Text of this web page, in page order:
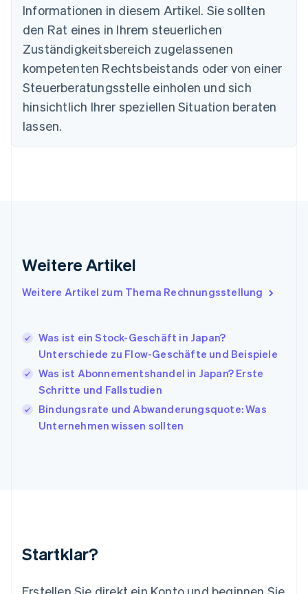
Informationen in diesem Artikel. Sie sollten
den Rat eines in Ihrem steuerlichen
Zuständigkeitsbereich zugelassenen
kompetenten Rechtsbeistands oder von einer
Steuerberatungsstelle einholen und sich
hinsichtlich Ihrer speziellen Situation beraten
lassen.
Weitere Artikel
Weitere Artikel zum Thema Rechnungsstellung
Was ist ein Stock-Geschäft in Japan?
Unterschiede zu Flow-Geschäfte und Beispiele
Was ist Abonnementshandel in Japan? Erste
Schritte und Fallstudien
Bindungsrate und Abwanderungsquote: Was
Unternehmen wissen sollten
Startklar?
English
DeutschEnglish
Estland
English
Festlandchina
简体中文English
Finnland
Frankreich
FrançaisEnglish
English
Italien
Italiano English
English Français
Kroatien
EnglishItaliano
Lettland
Liechtenstein
DeutschEnglish
Mexiko